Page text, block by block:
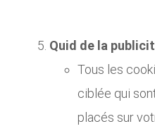
Quid de la
Tous les
ciblée qui
placés sur